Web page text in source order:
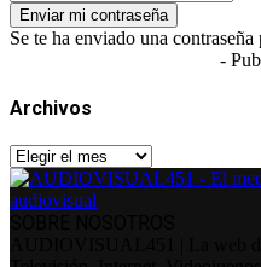
Se te ha enviado una
-
Archivos
Archivos